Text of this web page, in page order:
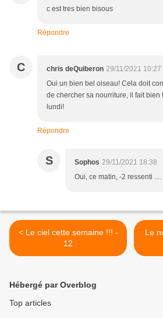
c est tres bien bisous
Répondre
C chris deQuiberon 29/11/2021 10:27
Oui un bien bel oiseau! Cela doit
de chercher sa nourriture, il fait bien
lundi!
Répondre
S Sophos 29/11/2021 18:38
Oui, ce matin, -2 ressenti
< Le ciel cette semaine !!! -
12
Le
Hébergé par Overblog
Top articles